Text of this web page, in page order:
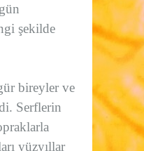
şekilde
bireyler ve
Serflerin
yüzyıllar